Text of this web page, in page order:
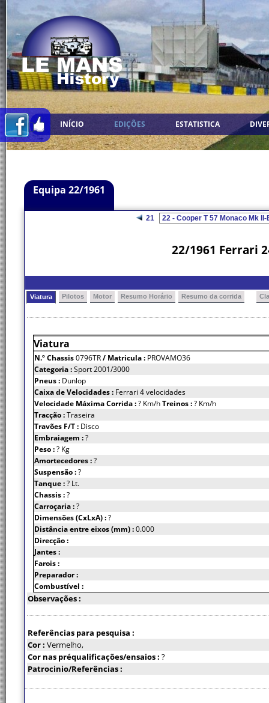
INÍCIO EDIÇÕES ESTATISTICA
Equipa 22/1961
21
22/1961 Ferrari
Viatura Pilotos Motor Resumo Horário Resumo da corrida
Viatura
N.º Chassis0796TR/ Matricula : PROVAMO36
Categoria :Sport 2001/3000
Pneus : Dunlop
Caixa de Velocidades : Ferrari 4 velocidades
Velocidade Máxima Corrida :? Km/hTreinos :? Km/h
Tracção :Traseira
Travões F/T : Disco
Embraiagem :?
Peso :? Kg
Amortecedores :?
Suspensão :?
Tanque :? Lt.
Chassis :?
Carroçaria :?
Dimensões (CxLxA) :?
Distância entre eixos (mm) :0.000
Direcção :
Jantes :
Farois :
Preparador :
Combustível :
Observações :
Referências para pesquisa :
Cor : Vermelho,
Cor nas préqualificações/ensaios : ?
Patrocinio/Referências :